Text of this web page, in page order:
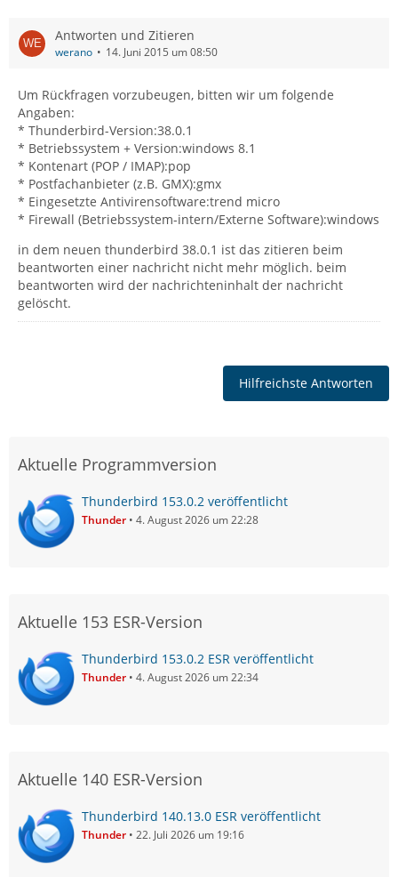
Antworten und Zitieren
werano 14. Juni 2015 um 08:50
Um Rückfragen vorzubeugen, bitten wir um folgende
Angaben:
* Thunderbird-Version:38.0.1
* Betriebssystem + Version:windows 8.1
* Kontenart (POP / IMAP):pop
* Postfachanbieter (z.B. GMX):gmx
* Eingesetzte Antivirensoftware:trend micro
* Firewall (Betriebssystem-intern/Externe Software):windows
in dem neuen thunderbird 38.0.1 ist das zitieren beim
beantworten einer nachricht nicht mehr möglich. beim
beantworten wird der nachrichteninhalt der nachricht
gelöscht.
Hilfreichste Antworten
Aktuelle Programmversion
Thunderbird 153.0.2 veröffentlicht
Thunder 4. August 2026 um 22:28
Aktuelle 153 ESR-Version
Thunderbird 153.0.2 ESR veröffentlicht
Thunder 4. August 2026 um 22:34
Aktuelle 140 ESR-Version
Thunderbird 140.13.0 ESR veröffentlicht
Thunder 22. Juli 2026 um 19:16